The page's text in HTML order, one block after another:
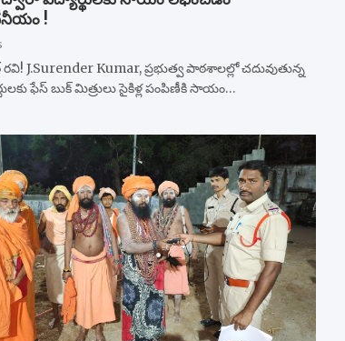
!
రవి! J.Surender Kumar, ప్రభుత్వ పాఠశాలల్లో చదువుతున్న
ఫేస్ బుక్ మిత్రులు సైకిళ్ల పంపిణీకి సాయం…